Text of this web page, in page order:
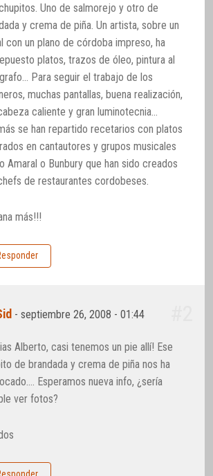
Uno de salmorejo y otro de
y crema de piña. Un artista, sobre un
con un plano de córdoba impreso, ha
platos, trazos de óleo, pintura al
Para seguir el trabajo de los
muchas pantallas, buena realización,
caliente y gran luminotecnia…
se han repartido recetarios con platos
en cantautores y grupos musicales
Amaral o Bunbury que han sido creados
de restaurantes cordobeses.
más!!!
-septiembre 26, 2008 - 01:44
Alberto, casi tenemos un pie allí! Ese
de brandada y crema de piña nos ha
Esperamos nueva info, ¿sería
ver fotos?